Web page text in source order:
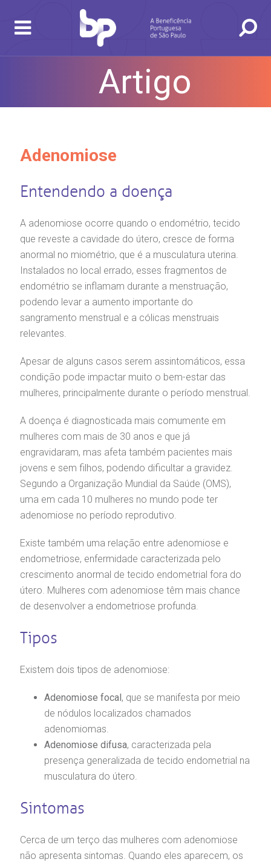
de consultas e exames
in antecipado
de exames
de Exames
SAC
A BP conta com você para melhorar sempre a qualidade do
atendimento e dos serviços prestados.
suas dúvidas, registrar suas reclamações ou fazer elogios
relacionados ao nosso atendimento e aos nossos serviços.
Horário de atendimento: 2ª a 6ª feira das 7h às 18h
(11)3505-1000
ouvidoria@bp.org.br
Hospital BP
Saiba mais
Endereço:
Rua Maestro Cardim, 769
São Paulo - SP
BP Mirante
Saiba mais
R. Martiniano de Carvalho, 965
CEP: 01323-001 | Bela Vista
São Paulo - SP
e Pesquisa
do médico
de conduta
Financeiras
corporativa
social
a BP
Conosco
de Benchmarking
Telemedicina BP
Teleinterconsulta
Centro de Doenças Autoimunes
de atendimento
de Infarto SUS
de Visita
de cópia de prontuário médico
de orçamento particular
de veracidade de atestado
atendimento
Cirurgia
frequentes
de Oncologia e Hematologia
de Excelência em Neurologia e
de Excelência em Ortopedia
especialidades
Artigo
Adenomiose
Entendendo a doença
A adenomiose ocorre quando o endométrio, tecido
que reveste a cavidade do útero, cresce de forma
anormal no miométrio, que é a musculatura uterina.
Instalados no local errado, esses fragmentos de
endométrio se inflamam durante a menstruação,
podendo levar a aumento importante do
sangramento menstrual e a cólicas menstruais
relevantes.
Apesar de alguns casos serem assintomáticos, essa
condição pode impactar muito o bem-estar das
mulheres, principalmente durante o período menstrual.
A doença é diagnosticada mais comumente em
mulheres com mais de 30 anos e que já
engravidaram, mas afeta também pacientes mais
jovens e sem filhos, podendo dificultar a gravidez.
Segundo a Organização Mundial da Saúde (OMS),
uma em cada 10 mulheres no mundo pode ter
adenomiose no período reprodutivo.
Existe também uma relação entre adenomiose e
endometriose, enfermidade caracterizada pelo
crescimento anormal de tecido endometrial fora do
útero. Mulheres com adenomiose têm mais chance
de desenvolver a endometriose profunda.
Tipos
Existem dois tipos de adenomiose:
Adenomiose focal, que se manifesta por meio
de nódulos localizados chamados
adenomiomas.
Adenomiose difusa, caracterizada pela
presença generalizada de tecido endometrial na
musculatura do útero.
Sintomas
Cerca de um terço das mulheres com adenomiose
não apresenta sintomas. Quando eles aparecem, os